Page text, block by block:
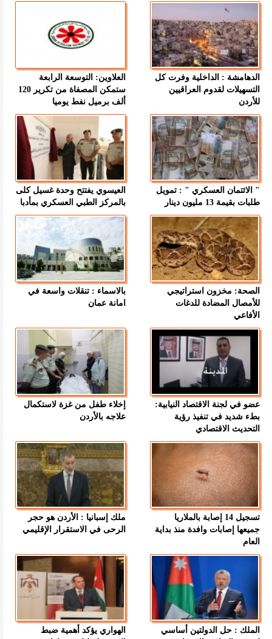
الدهامشة : الداخلية وفرت كل
التسهيلات لقدوم العراقيين
للأردن
العلاوين: التوسعة الرابعة
ستمكن المصفاة من تكرير 120
ألف برميل نفط يوميا
" الائتمان العسكري " : تمويل
طلبات بقيمة 13 مليون دينار
العيسوي يفتتح وحدة غسيل كلى
بالمركز الطبي العسكري بمأدبا
الصحة: مخزون استراتيجي
للأمصال المضادة للدغات
الأفاعي
بالاسماء : تنقلات واسعة في
امانة عمان
عضو في لجنة الاقتصاد النيابية:
بطء شديد في تنفيذ رؤية
التحديث الاقتصادي
إخلاء طفل من غزة لاستكمال
علاجه بالأردن
تسجيل 14 إصابة بالملاريا
جميعها إصابات وافدة منذ بداية
العام
ملك إسبانيا : الأردن هو حجر
الرحى في الاستقرار الإقليمي
الملك : حل الدولتين أساسي
الهواري يؤكد أهمية ضبط